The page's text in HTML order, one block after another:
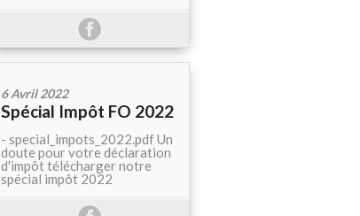
6 Avril 2022
Spécial Impôt FO 2022
- special_impots_2022.pdf Un
doute pour votre déclaration
d'impôt télécharger notre
spécial impôt 2022